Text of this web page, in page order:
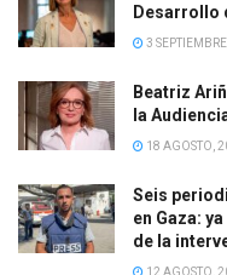
Desarrollo
3
Beatriz
la
18 AGOSTO,
Seis
en Gaza:
de la
12 AGOSTO,